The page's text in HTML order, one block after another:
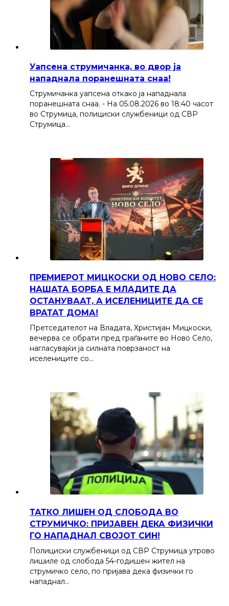
Уапсена струмичанка, во двор ја
нападнала поранешната снаа!
Струмичанка уапсена откако ја нападнала
поранешната снаа. - На 05.08.2026 во 18:40 часот
во Струмица, полициски службеници од СВР
Струмица…
ПРЕМИЕРОТ МИЦКОСКИ ОД НОВО СЕЛО:
НАШАТА БОРБА Е МЛАДИТЕ ДА
ОСТАНУВААТ, А ИСЕЛЕНИЦИТЕ ДА СЕ
ВРАТАТ ДОМА!
Претседателот на Владата, Христијан Мицкоски,
вечерва се обрати пред граѓаните во Ново Село,
нагласувајќи ја силната поврзаност на
иселениците со…
ТАТКО ЛИШЕН ОД СЛОБОДА ВО
СТРУМИЧКО: ПРИЈАВЕН ДЕКА ФИЗИЧКИ
ГО НАПАДНАЛ СВОЈОТ СИН!
Полициски службеници од СВР Струмица утрово
лишиле од слобода 54-годишен жител на
струмичко село, по пријава дека физички го
нападнал…